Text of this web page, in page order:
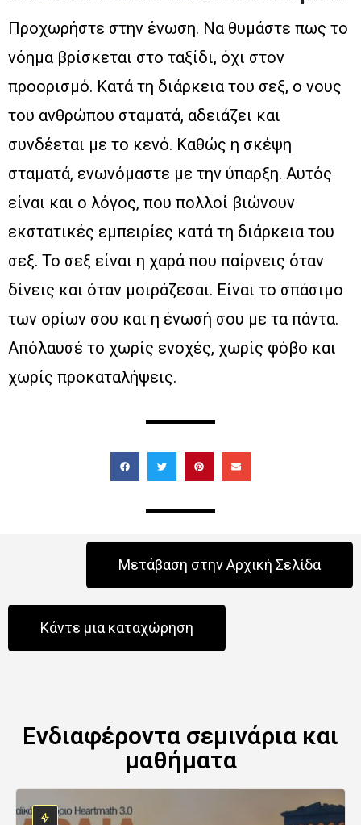
Προχωρήστε στην ένωση. Να θυμάστε πως το
νόημα βρίσκεται στο ταξίδι, όχι στον
προορισμό. Κατά τη διάρκεια του σεξ, ο νους
του ανθρώπου σταματά, αδειάζει και
συνδέεται με το κενό. Καθώς η σκέψη
σταματά, ενωνόμαστε με την ύπαρξη. Αυτός
είναι και ο λόγος, που πολλοί βιώνουν
εκστατικές εμπειρίες κατά τη διάρκεια του
σεξ. Το σεξ είναι η χαρά που παίρνεις όταν
δίνεις και όταν μοιράζεσαι. Είναι το σπάσιμο
των ορίων σου και η ένωσή σου με τα πάντα.
Απόλαυσέ το χωρίς ενοχές, χωρίς φόβο και
χωρίς προκαταλήψεις.
Μετάβαση στην Αρχική Σελίδα
Κάντε μια καταχώρηση
Ενδιαφέροντα σεμινάρια και
μαθήματα